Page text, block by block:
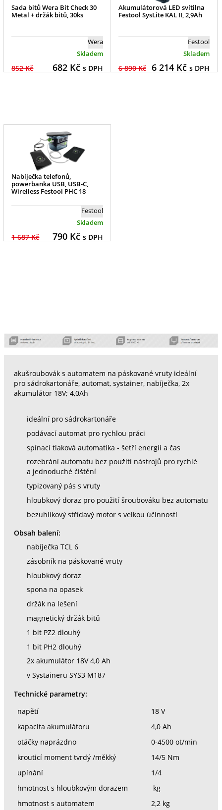
Sada bitů Wera Bit Check 30
Metal + držák bitů, 30ks
Wera
Skladem
852 Kč 682Kč s DPH
Akumulátorová LED svítilna
Festool SysLite KAL II, 2,9Ah
Festool
Skladem
6 890 Kč 6 214Kč s DPH
Nabíječka telefonů,
powerbanka USB, USB-C,
Wirelless Festool PHC 18
Festool
Skladem
1 687 Kč 790Kč s DPH
akušroubovák s automatem na páskované vruty ideální
pro sádrokartonáře, automat, systainer, nabíječka, 2x
akumulátor 18V; 4,0Ah
ideální pro sádrokartonáře
podávací automat pro rychlou práci
spínací tlaková automatika - šetří energii a čas
rozebrání automatu bez použití nástrojů pro rychlé
a jednoduché čištění
typizovaný pás s vruty
hloubkový doraz pro použití šroubováku bez automatu
bezuhlíkový střídavý motor s velkou účinností
Obsah balení:
nabíječka TCL 6
zásobník na páskované vruty
hloubkový doraz
spona na opasek
držák na lešení
magnetický držák bitů
1 bit PZ2 dlouhý
1 bit PH2 dlouhý
2x akumulátor 18V 4,0 Ah
v Systaineru SYS3 M187
Technické parametry:
napětí
18 V
kapacita akumulátoru
4,0 Ah
otáčky naprázdno
0-4500 ot/min
krouticí moment tvrdý /měkký
14/5 Nm
upínání
1/4
hmotnost s hloubkovým dorazem
kg
hmotnost s automatem
2,2 kg